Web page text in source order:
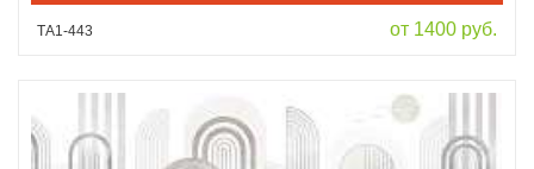
ТА1-443 от 1400 руб.